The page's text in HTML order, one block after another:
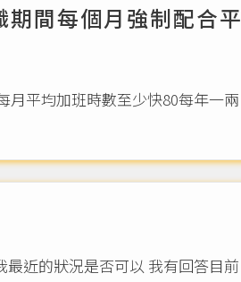
間每個月強制配合平
月平均加班時數至少快80每年一兩
近的狀況是否可以 我有回答目前